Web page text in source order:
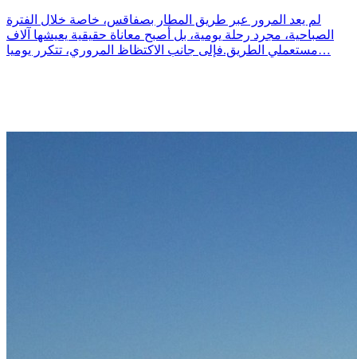
لم يعد المرور عبر طريق المطار بصفاقس، خاصة خلال الفترة
الصباحية، مجرد رحلة يومية، بل أصبح معاناة حقيقية يعيشها آلاف
مستعملي الطريق.فإلى جانب الاكتظاظ المروري، تتكرر يوميا…